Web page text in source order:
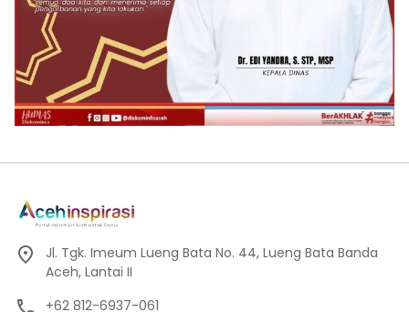
Jl. Tgk. Imeum Lueng Bata No. 44, Lueng Bata Banda
Aceh, Lantai II
+62 812-6937-061